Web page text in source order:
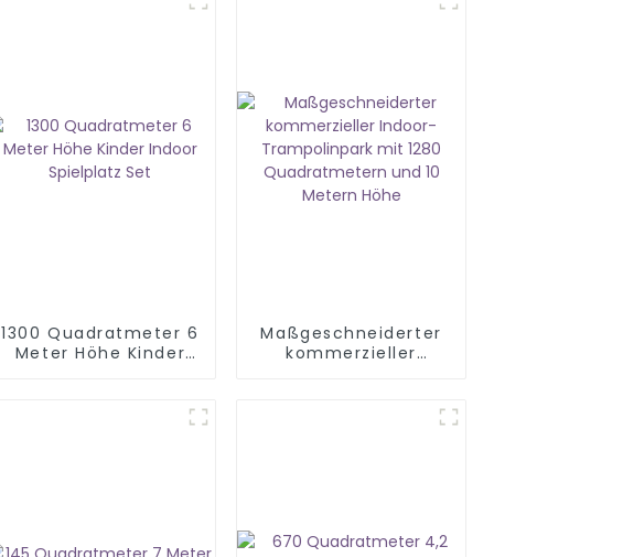
1300 Quadratmeter 6
Meter Höhe Kinder
Maßgeschneiderter
kommerzieller
1280 Quadratmetern
und 10 Metern Höhe